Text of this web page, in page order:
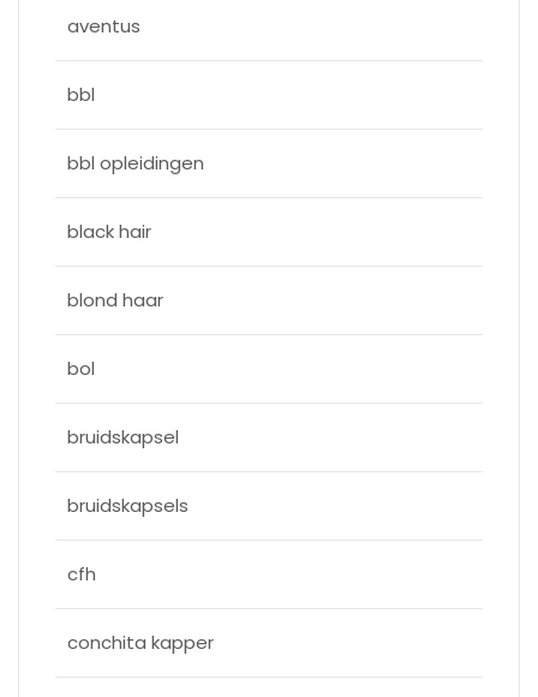
aventus
bbl
bbl opleidingen
black hair
blond haar
bol
bruidskapsel
bruidskapsels
cfh
conchita kapper